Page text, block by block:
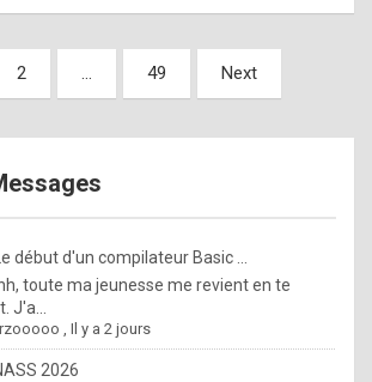
x
a
%
m
a
d
2 … 49 Next
début d'un compilateur Basic ...
toute ma jeunesse me revient en te
J'a...
,Il y a 2 jours
2026